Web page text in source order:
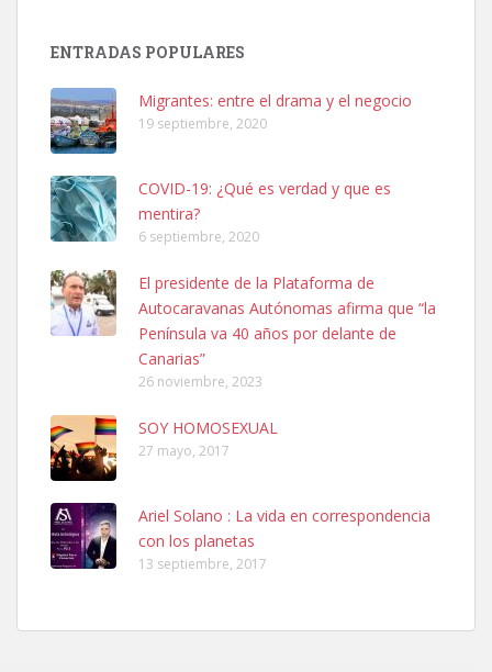
Leales.org » Gran Canaria
SHIBA PERDIDO AVDA JOSE MESA Y LOPEZ
PERRO MACHO RAZA SHIBA CON MICROCHIP PERDIDO HOY
06/07/2025 ZONA MESA Y LOPEZ. ES MUY ASUSTADIZO
Leales.org » Gran Canaria
6.7.2025
Ninfa perdida
El día 5 se los perdió una ninfa papillera, asustada tiene miedo a la
calle, se perdió por la zon...
ENTRADAS POPULARES
Migrantes: entre el drama y el negocio
19 septiembre, 2020
COVID-19: ¿Qué es verdad y que es
mentira?
6 septiembre, 2020
El presidente de la Plataforma de
Autocaravanas Autónomas afirma que “la
Península va 40 años por delante de
Canarias”
26 noviembre, 2023
SOY HOMOSEXUAL
27 mayo, 2017
Ariel Solano : La vida en correspondencia
con los planetas
13 septiembre, 2017